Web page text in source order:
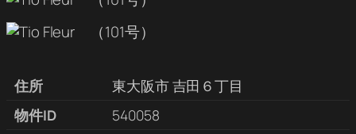
住所
東大阪市 吉田６丁目
物件ID
540058